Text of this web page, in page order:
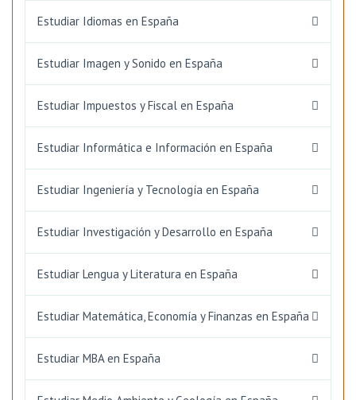
Estudiar Idiomas en España
Estudiar Imagen y Sonido en España
Estudiar Impuestos y Fiscal en España
Estudiar Informática e Información en España
Estudiar Ingeniería y Tecnología en España
Estudiar Investigación y Desarrollo en España
Estudiar Lengua y Literatura en España
Estudiar Matemática, Economía y Finanzas en España
Estudiar MBA en España